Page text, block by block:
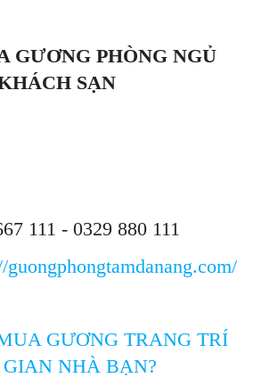
GƯƠNG PHÒNG NGỦ
SẠN
111 - 0329 880 111
guongphongtamdanang.com/
GƯƠNG TRANG TRÍ
NHÀ BẠN?